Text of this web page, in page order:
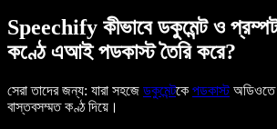
Speechify কীভাবে ডকুমেন্ট ও
কণ্ঠে এআই পডকাস্ট তৈরি করে?
সেরা তাদের জন্য: যারা সহজে ডকুমেন্টকে পডকাস্টঅডিওতে
বাস্তবসম্মত কণ্ঠ দিয়ে।